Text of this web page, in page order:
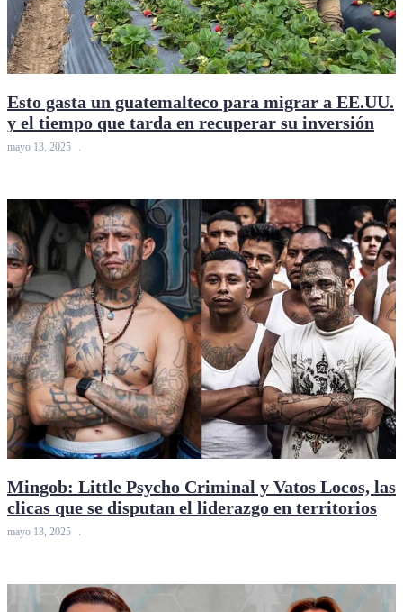
Esto gasta un guatemalteco para migrar a EE.UU.
y el tiempo que tarda en recuperar su inversión
mayo 13, 2025
Mingob: Little Psycho Criminal y Vatos Locos, las
clicas que se disputan el liderazgo en territorios
mayo 13, 2025